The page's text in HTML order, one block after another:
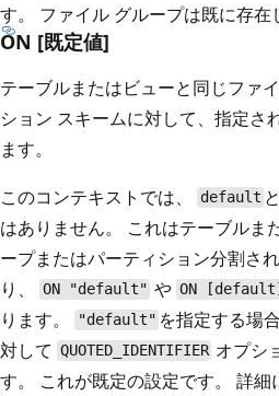
す。 ファイル グループは既に存在
ON [既定値]
テーブルまたはビューと同じファ
ション スキームに対して、指定さ
ます。
このコンテキストでは、
default
はありません。 これはテーブルま
ープまたはパーティション分割さ
り、
ON "default" や ON [default]
ります。
"default" を指定する場
対して QUOTED_IDENTIFIER オプシ
す。 これが既定の設定です。 詳細